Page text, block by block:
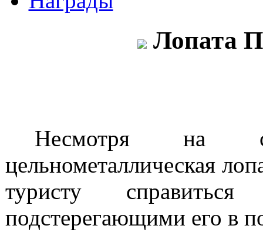
Лопата
Несмотря на
цельнометаллическая
туристу
подстерегающими его в